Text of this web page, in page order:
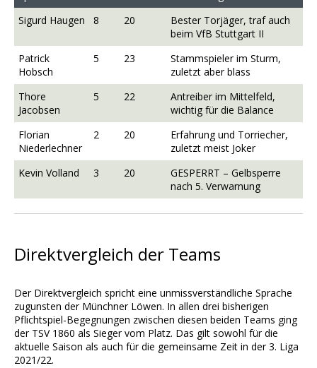
Sigurd Haugen
8 20
Bester Torjäger, traf auch
beim VfB Stuttgart II
Patrick
Hobsch
5 23
Stammspieler im Sturm,
zuletzt aber blass
Thore
Jacobsen
5 22
Antreiber im Mittelfeld,
wichtig für die Balance
Florian
Niederlechner
2 20
Erfahrung und Torriecher,
zuletzt meist Joker
Kevin Volland
3 20
GESPERRT – Gelbsperre
nach 5. Verwarnung
Direktvergleich der Teams
Der Direktvergleich spricht eine unmissverständliche Sprache
zugunsten der Münchner Löwen. In allen drei bisherigen
Pflichtspiel-Begegnungen zwischen diesen beiden Teams ging
der TSV 1860 als Sieger vom Platz. Das gilt sowohl für die
aktuelle Saison als auch für die gemeinsame Zeit in der 3. Liga
2021/22.